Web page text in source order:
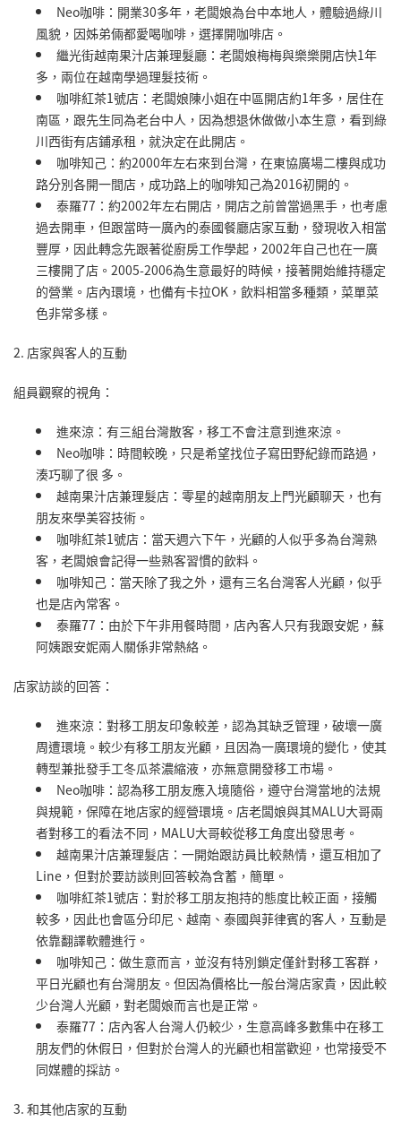
Neo咖啡：開業30多年，老闆娘為台中本地人，體驗過綠川
風貌，因姊弟倆都愛喝咖啡，選擇開咖啡店。
繼光街越南果汁店兼理髮廳：老闆娘梅梅與樂樂開店快1年
多，兩位在越南學過理髮技術。
咖啡紅茶1號店：老闆娘陳小姐在中區開店約1年多，居住在
南區，跟先生同為老台中人，因為想退休做做小本生意，看到綠
川西街有店鋪承租，就決定在此開店。
咖啡知己：約2000年左右來到台灣，在東協廣場二樓與成功
路分別各開一間店，成功路上的咖啡知己為2016初開的。
泰羅77：約2002年左右開店，開店之前曾當過黑手，也考慮
過去開車，但跟當時一廣內的泰國餐廳店家互動，發現收入相當
豐厚，因此轉念先跟著從廚房工作學起，2002年自己也在一廣
三樓開了店。2005-2006為生意最好的時候，接著開始維持穩定
的營業。店內環境，也備有卡拉OK，飲料相當多種類，菜單菜
色非常多樣。
2. 店家與客人的互動
組員觀察的視角：
進來涼：有三組台灣散客，移工不會注意到進來涼。
Neo咖啡：時間較晚，只是希望找位子寫田野紀錄而路過，
湊巧聊了很 多。
越南果汁店兼理髮店：零星的越南朋友上門光顧聊天，也有
朋友來學美容技術。
咖啡紅茶1號店：當天週六下午，光顧的人似乎多為台灣熟
客，老闆娘會記得一些熟客習慣的飲料。
咖啡知己：當天除了我之外，還有三名台灣客人光顧，似乎
也是店內常客。
泰羅77：由於下午非用餐時間，店內客人只有我跟安妮，蘇
阿姨跟安妮兩人關係非常熱絡。
店家訪談的回答：
進來涼：對移工朋友印象較差，認為其缺乏管理，破壞一廣
周遭環境。較少有移工朋友光顧，且因為一廣環境的變化，使其
轉型兼批發手工冬瓜茶濃縮液，亦無意開發移工市場。
Neo咖啡：認為移工朋友應入境隨俗，遵守台灣當地的法規
與規範，保障在地店家的經營環境。店老闆娘與其MALU大哥兩
者對移工的看法不同，MALU大哥較從移工角度出發思考。
越南果汁店兼理髮店：一開始跟訪員比較熱情，還互相加了
Line，但對於要訪談則回答較為含蓄，簡單。
咖啡紅茶1號店：對於移工朋友抱持的態度比較正面，接觸
較多，因此也會區分印尼、越南、泰國與菲律賓的客人，互動是
依靠翻譯軟體進行。
咖啡知己：做生意而言，並沒有特別鎖定僅針對移工客群，
平日光顧也有台灣朋友。但因為價格比一般台灣店家貴，因此較
少台灣人光顧，對老闆娘而言也是正常。
泰羅77：店內客人台灣人仍較少，生意高峰多數集中在移工
朋友們的休假日，但對於台灣人的光顧也相當歡迎，也常接受不
同媒體的採訪。
3. 和其他店家的互動